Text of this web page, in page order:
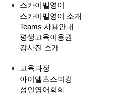
스카이벨영어
스카이벨영어 소개
Teams 사용안내
평생교육이용권
강사진 소개
교육과정
아이엘츠스피킹
성인영어회화